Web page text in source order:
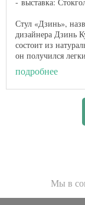
выставка:
Стул «Дзинь»,
дизайнера Дзинь
состоит из
он получился
подробнее
Мы в